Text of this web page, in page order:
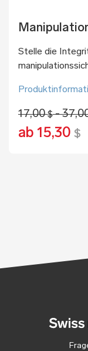
Stelle die
17,00$-
ab 15,30 $